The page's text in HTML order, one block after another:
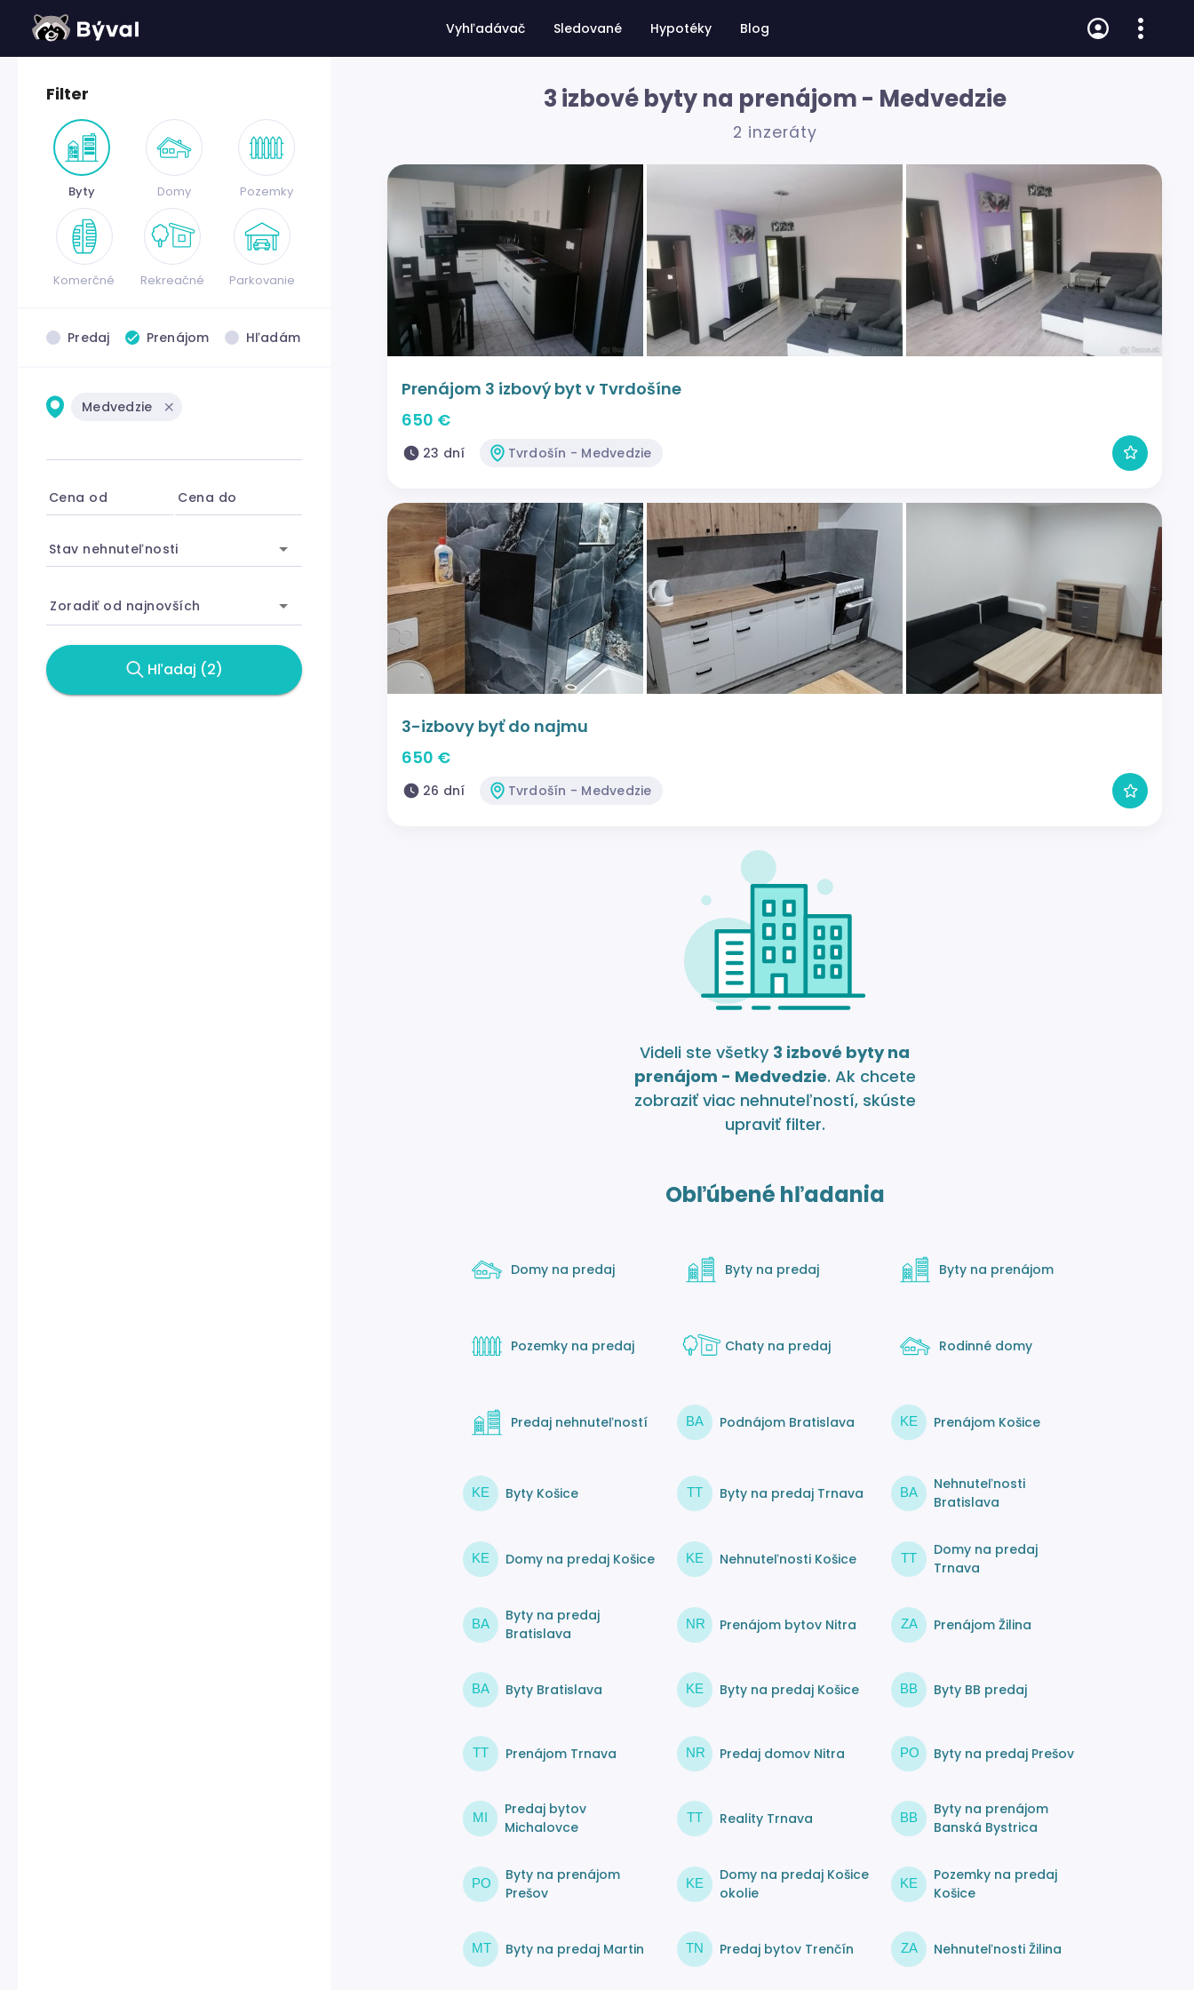
Vyhľadávač Sledované Hypotéky Blog
Filter
Byty Domy Pozemky
Komerčné Rekreačné Parkovanie
Predaj Prenájom Hľadám
Medvedzie
Cena od Cena do
Stav nehnuteľnosti
Zoradiť od najnovších
Hľadaj (2)
3 izbové byty na prenájom - Medvedzie
2 inzeráty
Prenájom 3 izbový byt v Tvrdošíne
650 €
23 dní Tvrdošín - Medvedzie
3-izbovy byť do najmu
650 €
26 dní Tvrdošín - Medvedzie
Videli ste všetky 3 izbové byty na
prenájom - Medvedzie. Ak chcete
zobraziť viac nehnuteľností, skúste
upraviť filter.
Obľúbené hľadania
Domy na predaj Byty na predaj Byty na prenájom
Pozemky na predaj Chaty na predaj Rodinné domy
Predaj nehnuteľností BA Podnájom Bratislava KE Prenájom Košice
KE Byty Košice TT Byty na predaj Trnava BA
Nehnuteľnosti
Bratislava
KE Domy na predaj Košice KE Nehnuteľnosti Košice TT
Domy na predaj
Trnava
BA
Byty na predaj
Bratislava
NR Prenájom bytov Nitra ZA Prenájom Žilina
BA Byty Bratislava KE Byty na predaj Košice BB Byty BB predaj
TT Prenájom Trnava NR Predaj domov Nitra PO Byty na predaj Prešov
MI
Predaj bytov
Michalovce
TT Reality Trnava BB
Byty na prenájom
Banská Bystrica
PO
Byty na prenájom
Prešov
KE
Domy na predaj Košice
okolie
KE
Pozemky na predaj
Košice
MT Byty na predaj Martin TN Predaj bytov Trenčín ZA Nehnuteľnosti Žilina